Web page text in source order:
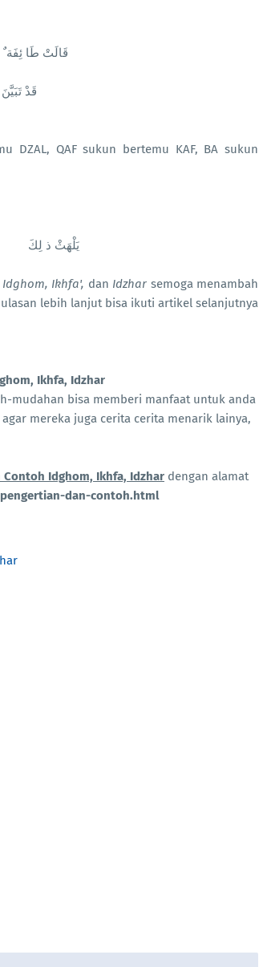
(تْ- ط )
( دْ-
DZAL, QAF sukun bertemu KAF, BA sukun
( ثْ- ذ ) يَلْهَثْ
Idghom, Ikhfa', dan Idzhar semoga menambah
lebih lanjut bisa ikuti artikel selanjutnya
Ikhfa, Idzhar
mudahan bisa memberi manfaat untuk anda
mereka juga cerita cerita menarik lainya,
Contoh Idghom, Ikhfa, Idzhar dengan alamat
dan-contoh.html